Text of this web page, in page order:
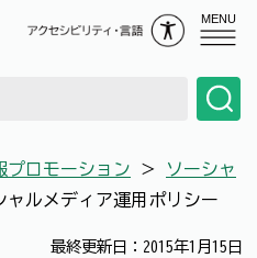
MENU
プロモーション ＞
ソーシャ
ャルメディア運用ポリシー
最終更新日：2015年1月15日